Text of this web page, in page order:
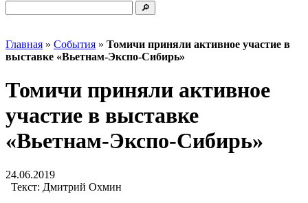
Главная » События » Томичи приняли активное участие в
выставке «Вьетнам-Экспо-Сибирь»
Томичи приняли активное
участие в выставке
«Вьетнам-Экспо-Сибирь»
24.06.2019
Текст: Дмитрий Охмин